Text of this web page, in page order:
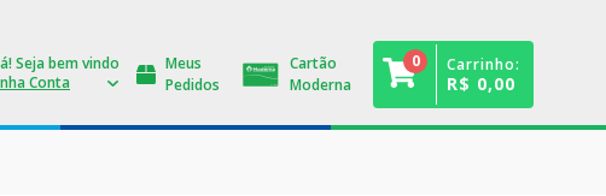
Meus
Pedidos
Cartão
Moderna
0 Carrinho:
R$ 0,00